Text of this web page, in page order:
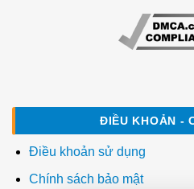
ĐIỀU KHOẢN -
Điều khoản sử dụng
Chính sách bảo mật